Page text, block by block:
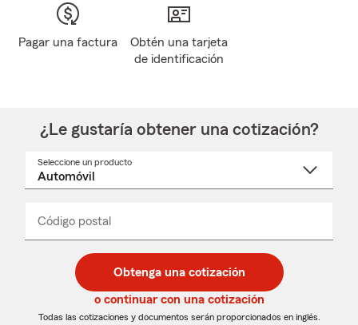
Pagar una factura
Obtén una tarjeta
de identificación
¿Le gustaría obtener una cotización?
Seleccione un producto
desplegable
Código postal
de
5
dígitos
de
5
dígitos
_____
Obtenga una cotización
o continuar con una cotización
Todas las cotizaciones y documentos serán proporcionados en inglés.